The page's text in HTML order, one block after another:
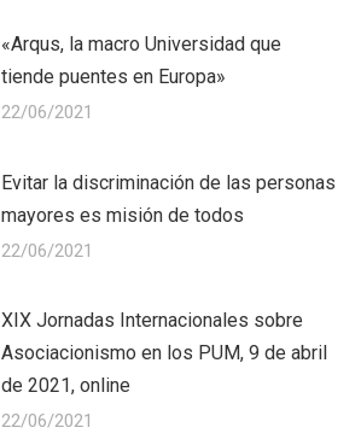
«Arqus, la macro Universidad que
tiende puentes en Europa»
22/06/2021
Evitar la discriminación de las personas
mayores es misión de todos
22/06/2021
XIX Jornadas Internacionales sobre
Asociacionismo en los PUM, 9 de abril
de 2021, online
22/06/2021